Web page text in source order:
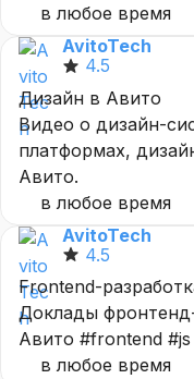
в любое время
AvitoTech
4.5
Дизайн в Авито
Видео о дизайн-
платформах,
Авито.
в любое время
AvitoTech
4.5
Frontend-
Доклады
Авито #frontend #js
в любое время